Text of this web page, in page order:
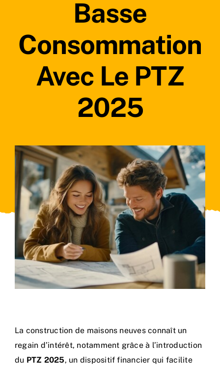
Basse
Consommation
Avec Le PTZ
2025
La construction de maisons neuves connaît un
regain d’intérêt, notamment grâce à l’introduction
du PTZ 2025, un dispositif financier qui facilite